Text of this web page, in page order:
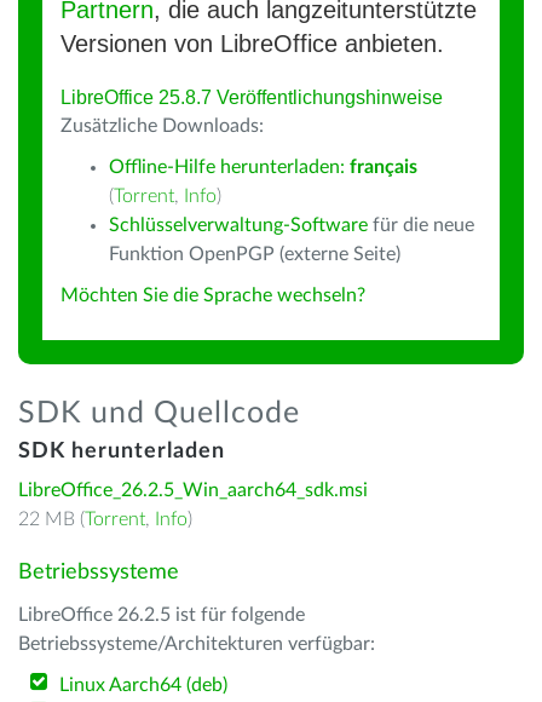
Partnern, die auch langzeitunterstützte
Versionen von LibreOffice anbieten.
LibreOffice 25.8.7 Veröffentlichungshinweise
Zusätzliche Downloads:
Offline-Hilfe herunterladen: français
(Torrent, Info)
Schlüsselverwaltung-Software für die neue
Funktion OpenPGP (externe Seite)
Möchten Sie die Sprache wechseln?
SDK und Quellcode
SDK herunterladen
LibreOffice_26.2.5_Win_aarch64_sdk.msi
22 MB (Torrent, Info)
Betriebssysteme
LibreOffice 26.2.5 ist für folgende
Betriebssysteme/Architekturen verfügbar:
Linux Aarch64 (deb)